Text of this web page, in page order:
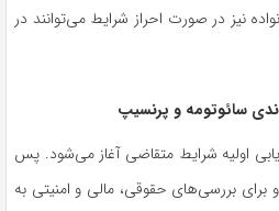
نیز در صورت احراز شرایط می‌توانند در
سائوتومه و پرنسیپ
اولیه شرایط متقاضی آغاز می‌شود. پس
برای بررسی‌های حقوقی، مالی و امنیتی به